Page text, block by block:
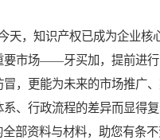
，知识产权已成为企业核
要市场——牙买加，提前进
，更能为未来的市场推广
、行政流程的差异而显得
部资料与材料，助您有条不